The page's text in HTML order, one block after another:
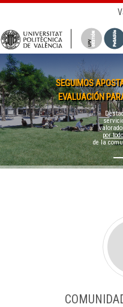
SEGUIMOS
EVALUACIÓN
por
de la